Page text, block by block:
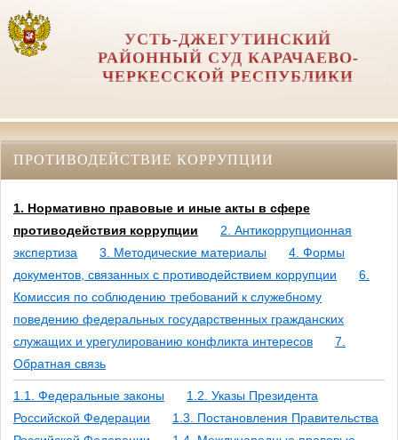
УСТЬ-ДЖЕГУТИНСКИЙ
РАЙОННЫЙ СУД КАРАЧАЕВО-
ЧЕРКЕССКОЙ РЕСПУБЛИКИ
ПРОТИВОДЕЙСТВИЕ КОРРУПЦИИ
1. Нормативно правовые и иные акты в сфере
противодействия коррупции
2. Антикоррупционная
экспертиза
3. Методические материалы
4. Формы
документов, связанных с противодействием коррупции
6.
Комиссия по соблюдению требований к служебному
поведению федеральных государственных гражданских
служащих и урегулированию конфликта интересов
7.
Обратная связь
1.1. Федеральные законы
1.2. Указы Президента
Российской Федерации
1.3. Постановления Правительства